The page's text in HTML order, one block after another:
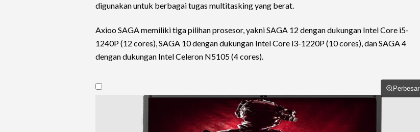
digunakan untuk berbagai tugas multitasking yang berat.
Axioo SAGA memiliki tiga pilihan prosesor, yakni SAGA 12 dengan dukungan Intel Core i5-
1240P (12 cores), SAGA 10 dengan dukungan Intel Core i3-1220P (10 cores), dan SAGA 4
dengan dukungan Intel Celeron N5105 (4 cores).
Perbesar